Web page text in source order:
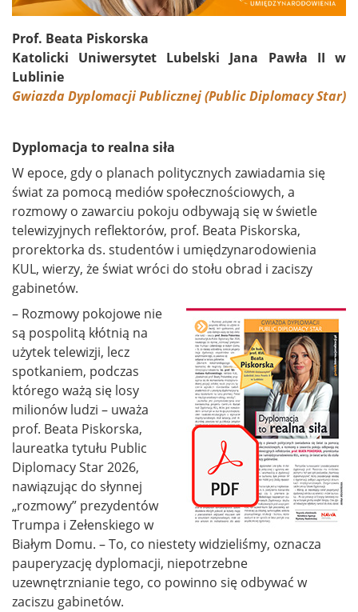
Prof. Beata Piskorska
Katolicki Uniwersytet Lubelski Jana Pawła II w
Lublinie
Gwiazda Dyplomacji Publicznej (Public Diplomacy Star)
Dyplomacja to realna siła
W epoce, gdy o planach politycznych zawiadamia się
świat za pomocą mediów społecznościowych, a
rozmowy o zawarciu pokoju odbywają się w świetle
telewizyjnych reflektorów, prof. Beata Piskorska,
prorektorka ds. studentów i umiędzynarodowienia
KUL, wierzy, że świat wróci do stołu obrad i zaciszy
gabinetów.
– Rozmowy pokojowe nie
są pospolitą kłótnią na
użytek telewizji, lecz
spotkaniem, podczas
którego ważą się losy
milionów ludzi – uważa
prof. Beata Piskorska,
laureatka tytułu Public
Diplomacy Star 2026,
nawiązując do słynnej
„rozmowy” prezydentów
Trumpa i Zełenskiego w
Białym Domu. – To, co niestety widzieliśmy, oznacza
pauperyzację dyplomacji, niepotrzebne
uzewnętrznianie tego, co powinno się odbywać w
zaciszu gabinetów.